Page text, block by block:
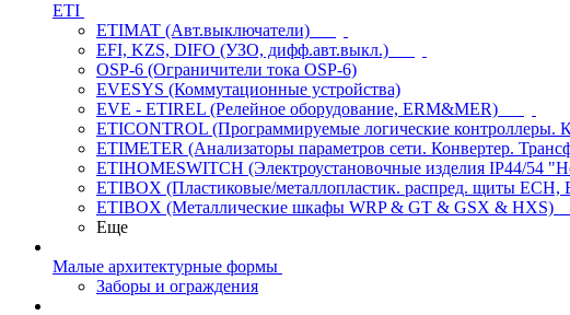
ETI
ETIMAT (Авт.выключатели)
EFI, KZS, DIFO (УЗО, дифф.авт.выкл.)
OSP-6 (Ограничители тока OSP-6)
EVESYS (Коммутационные устройства)
EVE - ETIREL (Релейное оборудование, ERM&MER)
ETICONTROL (Программируемые логические контроллеры.
ETIMETER (Анализаторы параметров сети. Конвертер.
ETIHOMESWITCH (Электроустановочные изделия IP44/54
ETIBOX (Пластиковые/металлопластик. распред. щиты
ETIBOX (Металлические шкафы WRP & GT & GSX & HXS)
Еще
Малые архитектурные формы
Заборы и ограждения